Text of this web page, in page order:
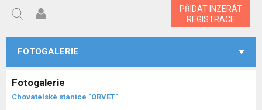
PŘIDAT INZERÁT
REGISTRACE
FOTOGALERIE
Fotogalerie
Chovatelské stanice "ORVET"